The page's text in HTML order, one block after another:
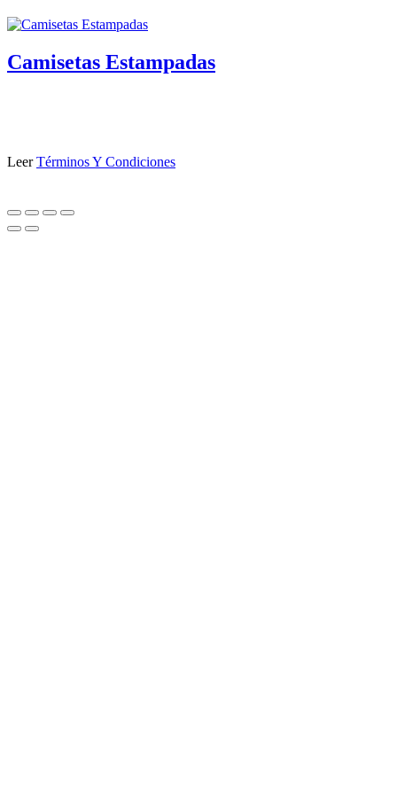
Camisetas Estampadas
LeerTérminos Y Condiciones